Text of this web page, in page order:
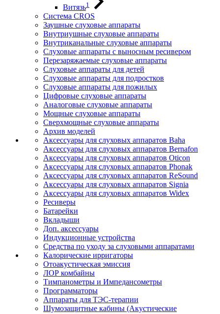
Витязь1
Система CROS
Заушные слуховые аппараты
Внутриушные слуховые аппараты
Внутриканальные слуховые аппараты
Слуховые аппараты с выносным ресивером
Перезаряжаемые слуховые аппараты
Слуховые аппараты для детей
Слуховые аппараты для подростков
Слуховые аппараты для пожилых
Цифровые слуховые аппараты
Аналоговые слуховые аппараты
Мощные слуховые аппараты
Сверхмощные слуховые аппараты
Архив моделей
Аксессуары для слуховых аппаратов Baha
Аксессуары для слуховых аппаратов Bernafon
Аксессуары для слуховых аппаратов Oticon
Аксессуары для слуховых аппаратов Phonak
Аксессуары для слуховых аппаратов ReSound
Аксессуары для слуховых аппаратов Signia
Аксессуары для слуховых аппаратов Widex
Ресиверы
Батарейки
Вкладыши
Доп. аксессуары
Индукционные устройства
Средства по уходу за слуховыми аппаратами
Калорические ирригаторы
Отоакустическая эмиссия
ЛОР комбайны
Тимпанометры и Импедансометры
Программаторы
Аппараты для ТЭС-терапии
Шумозащитные кабины (Акустические